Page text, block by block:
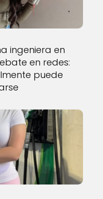
ingeniera en
en redes:
puede